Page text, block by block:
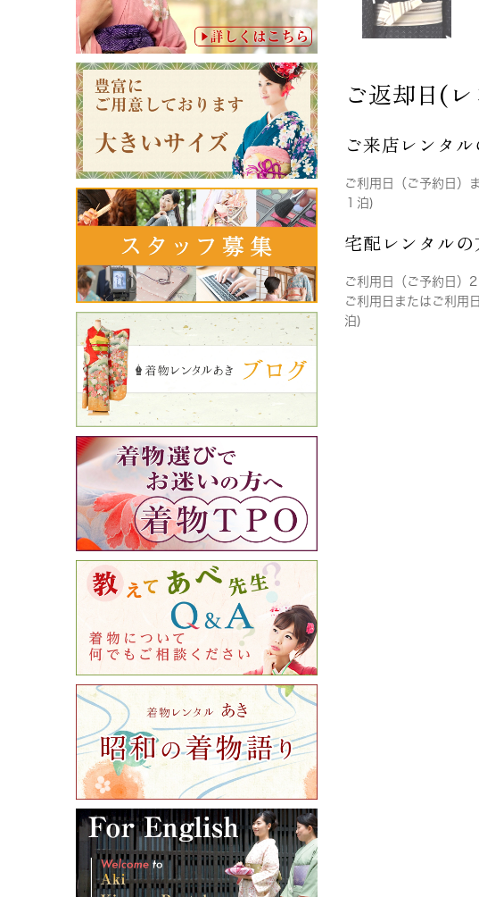
ご返却日(
ご来店レンタル
ご利用日（ご予約日）
１泊)
宅配レンタルの
ご利用日（ご予約日）
ご利用日またはご利用
泊)